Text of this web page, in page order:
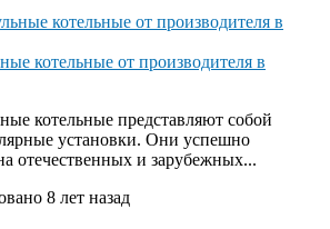
котельные от производителя в
котельные представляют собой
установки. Они успешно
отечественных и зарубежных...
8 лет назад